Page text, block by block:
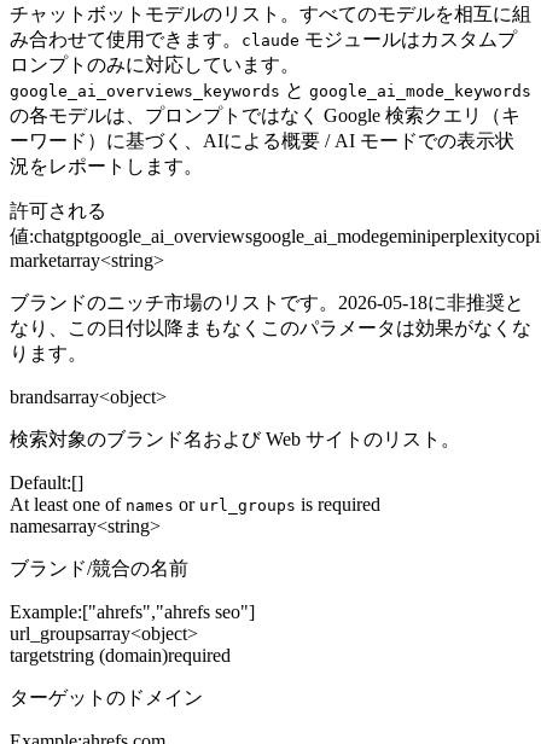
チャットボットモデルのリスト。すべてのモデルを相互に組
み合わせて使用できます。
claude モジュールはカスタムプ
ロンプトのみに対応しています。
google_ai_overviews_keywords と google_ai_mode_keywords
の各モデルは、プロンプトではなく Google 検索クエリ（キ
ーワード）に基づく、AIによる概要 / AI モードでの表示状
況をレポートします。
許可される
値:chatgptgoogle_ai_overviewsgoogle_ai_modegeminiperplexity
marketarray<string>
ブランドのニッチ市場のリストです。2026-05-18に非推奨と
なり、この日付以降まもなくこのパラメータは効果がなくな
ります。
brandsarray<object>
検索対象のブランド名および Web サイトのリスト。
Default:[]
At least one of names or url_groups is required
namesarray<string>
ブランド/競合の名前
Example:["ahrefs","ahrefs seo"]
url_groupsarray<object>
targetstring (domain)required
ターゲットのドメイン